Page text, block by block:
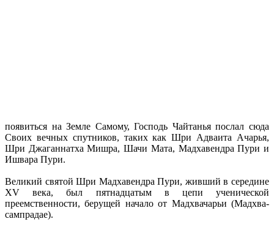
появиться на Земле Самому, Господь Чайтанья послал сюда
Своих вечных спутников, таких как Шри Адваита Ачарья,
Шри Джаганнатха Мишра, Шачи Мата, Мадхавендра Пури и
Ишвара Пури.
Великий святой Шри Мадхавендра Пури, живший в середине
XV века, был пятнадцатым в цепи ученической
преемственности, берущей начало от Мадхвачарьи (Мадхва-
сампрадае).